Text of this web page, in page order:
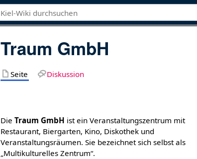
Traum GmbH
Seite Diskussion
DieTraum GmbH ist ein Veranstaltungszentrum mit
Restaurant, Biergarten, Kino, Diskothek und
Veranstaltungsräumen. Sie bezeichnet sich selbst als
„Multikulturelles Zentrum“.